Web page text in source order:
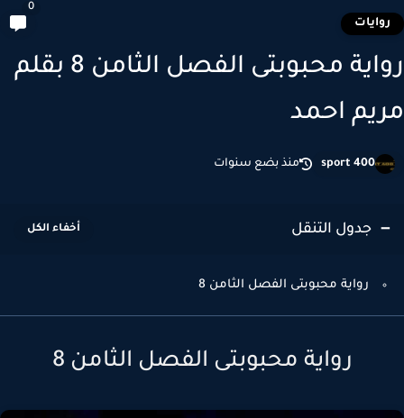
رواية محبوبتى الفصل الثامن 8 بقلم
احمد
sport 400 منذ بضع سنوات
جدول التنقل
رواية محبوبتى الفصل الثامن 8
رواية محبوبتى الفصل الثامن 8